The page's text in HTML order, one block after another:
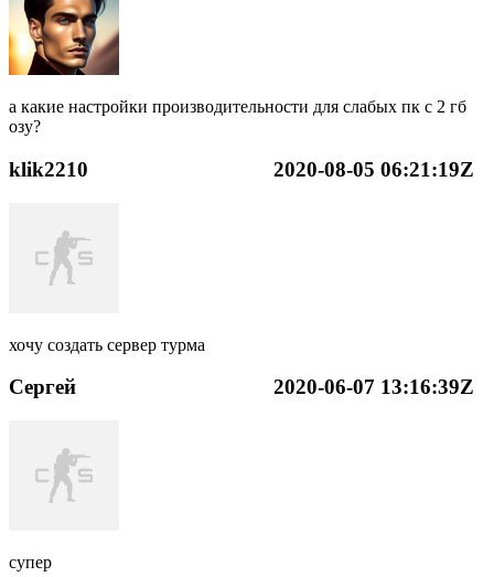
а какие настройки производительности для слабых пк с 2 гб
озу?
klik2210 2020-08-05 06:21:19Z
хочу создать сервер турма
Сергей 2020-06-07 13:16:39Z
супер